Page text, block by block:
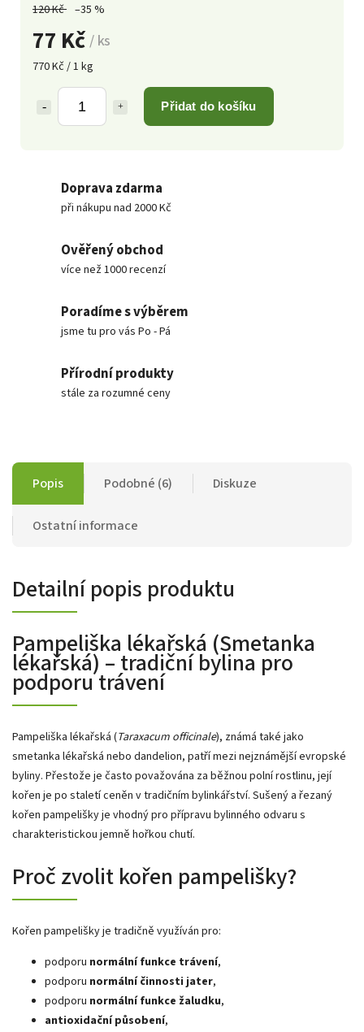
120 Kč –35 %
77 Kč/ ks
770 Kč / 1 kg
Přidat do košíku
Doprava zdarma
při nákupu nad 2000 Kč
Ověřený obchod
více než 1000 recenzí
Poradíme s výběrem
jsme tu pro vás Po - Pá
Přírodní produkty
stále za rozumné ceny
Popis Podobné (6) Diskuze
Ostatní informace
Detailní popis produktu
Pampeliška lékařská (Smetanka
lékařská) – tradiční bylina pro
podporu trávení
Pampeliška lékařská (Taraxacum officinale), známá také jako
smetanka lékařská nebo dandelion, patří mezi nejznámější evropské
byliny. Přestože je často považována za běžnou polní rostlinu, její
kořen je po staletí ceněn v tradičním bylinkářství. Sušený a řezaný
kořen pampelišky je vhodný pro přípravu bylinného odvaru s
charakteristickou jemně hořkou chutí.
Proč zvolit kořen pampelišky?
Kořen pampelišky je tradičně využíván pro:
podporu normální funkce trávení,
podporu normální činnosti jater,
podporu normální funkce žaludku,
antioxidační působení,